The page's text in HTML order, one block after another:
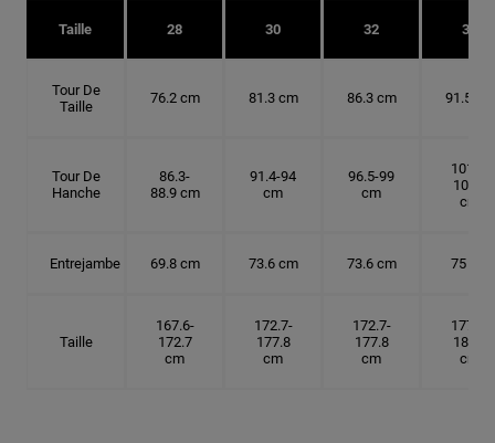
Taille 28 30 32 34
Tour De
Taille
76.2 cm 81.3 cm 86.3 cm 91.5 cm
Tour De
Hanche
86.3-
88.9 cm
91.4-94
cm
96.5-99
cm
101.6-
104.1
cm
Entrejambe 69.8 cm 73.6 cm 73.6 cm 75 cm
Taille
167.6-
172.7
cm
172.7-
177.8
cm
172.7-
177.8
cm
177.8-
182.9
cm